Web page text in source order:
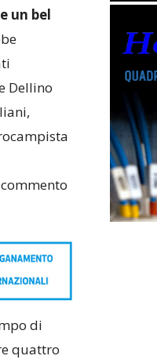
un bel
Dellino
di
quattro